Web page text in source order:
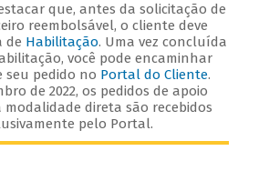
que, antes da solicitação de
reembolsável, o cliente deve
de Habilitação. Uma vez concluída
você pode encaminhar
pedido no Portal do Cliente.
de 2022, os pedidos de apoio
direta são recebidos
pelo Portal.